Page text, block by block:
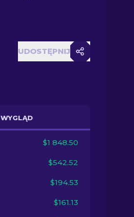
UDOSTĘPNIJ
$1 848.50
$542.52
$194.53
$161.13